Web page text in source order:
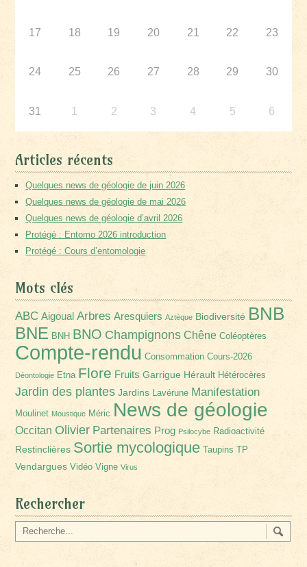
17 18 19 20 21 22 23
24 25 26 27 28 29 30
31 1 2 3 4 5 6
Articles récents
Quelques news de géologie de juin 2026
Quelques news de géologie de mai 2026
Quelques news de géologie d’avril 2026
Protégé : Entomo 2026 introduction
Protégé : Cours d’entomologie
Mots clés
ABC Aigoual Arbres Aresquiers Aztèque Biodiversité BNB
BNE BNH BNO Champignons Chêne Coléoptères
Compte-rendu Consommation Cours-2026
Déontologie Etna Flore Fruits Garrigue Hérault Hétérocères
Jardin des plantes Jardins Lavérune Manifestation
Moulinet Moustique Méric News de géologie
Occitan Olivier Partenaires Prog Psilocybe Radioactivité
Restinclières Sortie mycologique Taupins TP
Vendargues Vidéo Vigne Virus
Rechercher